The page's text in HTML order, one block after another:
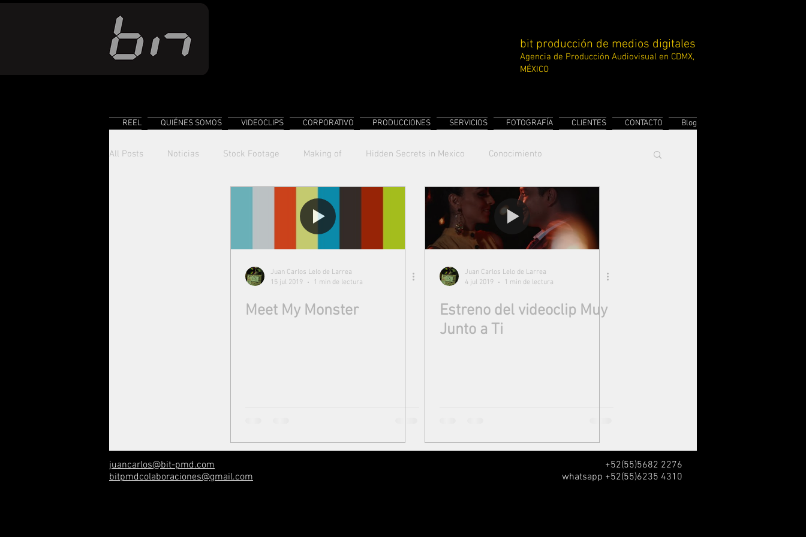
bit producción de medios digitales
Agencia de Producción Audiovisual en CDMX,
MÉXICO
REEL QUIÉNES SOMOS VIDEOCLIPS CORPORATIVO PRODUCCIONES SERVICIOS FOTOGRAFÍA CLIENTES CONTACTO Blog
All Posts Noticias Stock Footage Making of Hidden Secrets in Mexico Conocimiento
Juan Carlos Lelo de Larrea
15 jul 2019
1 min de lectura
Meet My Monster
Juan Carlos Lelo de Larrea
4 jul 2019
1 min de lectura
Estreno del videoclip Muy
Junto a Ti
juancarlos@bit-pmd.com
bitpmdcolaboraciones@gmail.com
+52(55)5682 2276
whatsapp +52(55)6235 4310